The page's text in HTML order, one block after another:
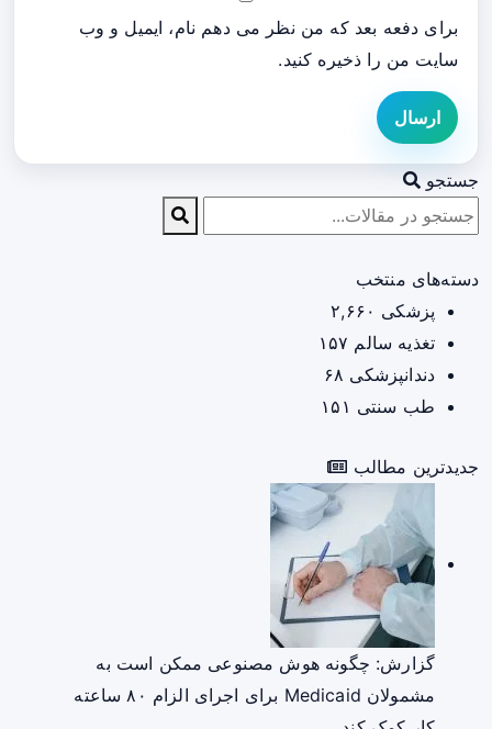
برای دفعه بعد که من نظر می دهم نام، ایمیل و وب
سایت من را ذخیره کنید.
ارسال
جستجو
دسته‌های منتخب
پزشکی ۲,۶۶۰
تغذیه سالم ۱۵۷
دندانپزشکی ۶۸
طب سنتی ۱۵۱
جدیدترین مطالب
گزارش: چگونه هوش مصنوعی ممکن است به
مشمولان Medicaid برای اجرای الزام ۸۰ ساعته